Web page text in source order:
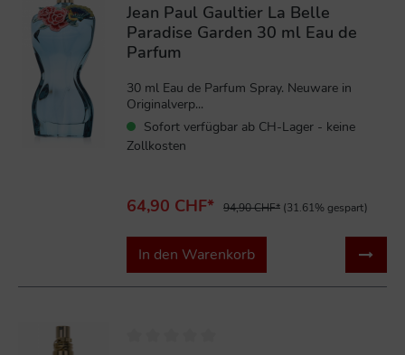
Jean Paul Gaultier La Belle
Paradise Garden 30 ml Eau de
Parfum
30 ml Eau de Parfum Spray. Neuware in
Originalverp...
Sofort verfügbar ab CH-Lager - keine
Zollkosten
64,90 CHF* 94,90 CHF* (31.61% gespart)
In den Warenkorb